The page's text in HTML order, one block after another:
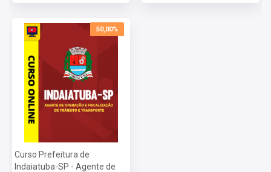
Vagas:2 Vagas
Salário:
R$ 3.683,27
Taxa de Inscrição:
Provas: 12/10/25
Organizadora:
50,00%
Curso Prefeitura de
Indaiatuba-SP - Agente de